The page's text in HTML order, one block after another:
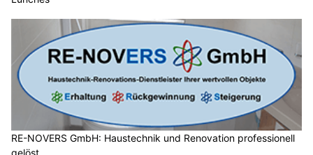
RE-NOVERS GmbH: Haustechnik und Renovation professionell
gelöst